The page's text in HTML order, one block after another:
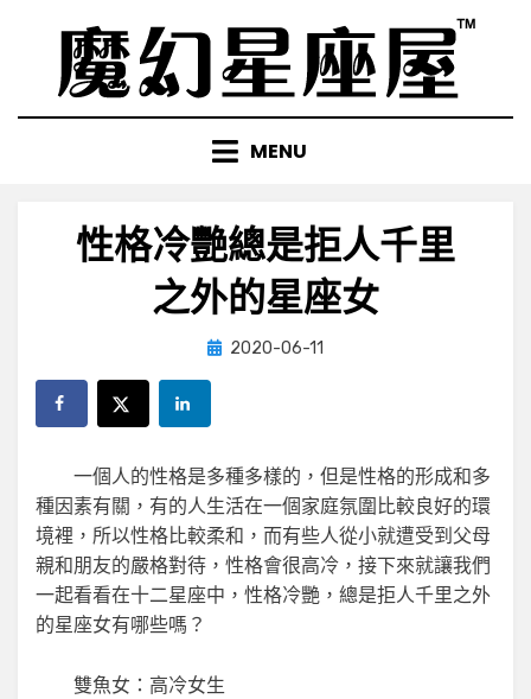
content
MENU
性格冷艷總是拒人千里
之外的星座女
by小編
Posted
2020-06-11
一個人的性格是多種多樣的，但是性格的形成和多
種因素有關，有的人生活在一個家庭氛圍比較良好的環
境裡，所以性格比較柔和，而有些人從小就遭受到父母
親和朋友的嚴格對待，性格會很高冷，接下來就讓我們
一起看看在十二星座中，性格冷艷，總是拒人千里之外
的星座女有哪些嗎？
雙魚女：高冷女生